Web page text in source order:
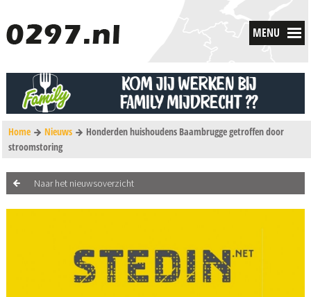
MENU
Home Nieuws
Honderden huishoudens Baambrugge getroffen door
stroomstoring
Naar het nieuwsoverzicht